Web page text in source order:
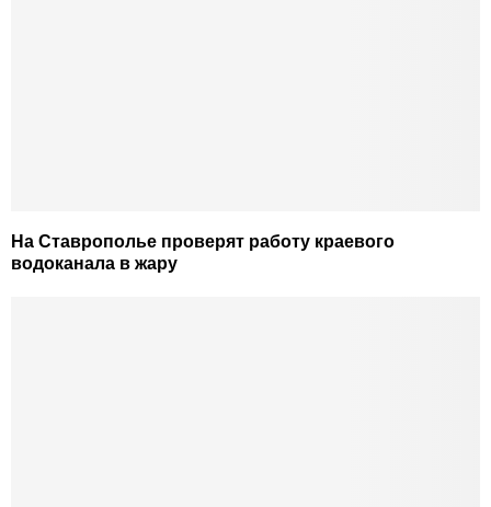
На Ставрополье проверят работу краевого
водоканала в жару